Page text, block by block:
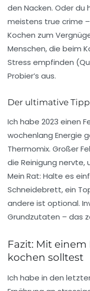
den Nacken. Oder du
meistens true crime
Kochen zum
Menschen, die beim
Stress empfinden
Probier’s aus.
Der ultimative
Ich habe 2023 einen
wochenlang Energie
Thermomix. Großer
die Reinigung nervte,
Mein Rat: Halte es
Schneidebrett, ein
andere ist optional.
Grundzutaten – das
Fazit: Mit
kochen solltest
Ich habe in den